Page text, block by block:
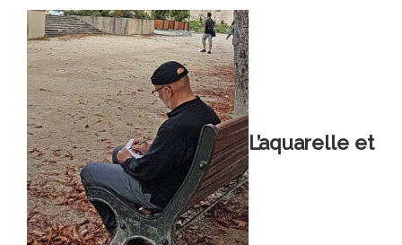
L’aquarelle et